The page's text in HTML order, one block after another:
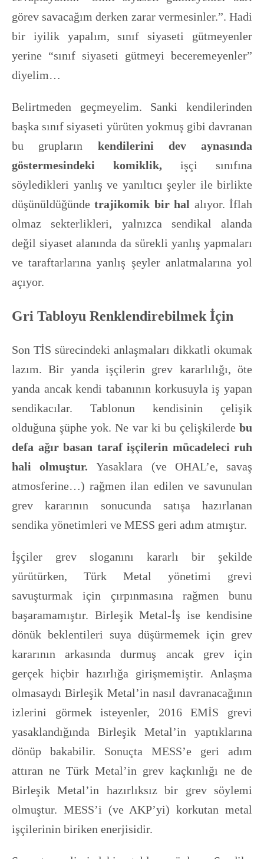
görev savacağım derken zarar vermesinler.”. Hadi
bir iyilik yapalım, sınıf siyaseti gütmeyenler
yerine “sınıf siyaseti gütmeyi beceremeyenler”
diyelim…
Belirtmeden geçmeyelim. Sanki kendilerinden
başka sınıf siyaseti yürüten yokmuş gibi davranan
bu grupların kendilerini dev aynasında
göstermesindeki komiklik, işçi sınıfına
söyledikleri yanlış ve yanıltıcı şeyler ile birlikte
düşünüldüğündetrajikomik bir hal alıyor. İflah
olmaz sekterlikleri, yalnızca sendikal alanda
değil siyaset alanında da sürekli yanlış yapmaları
ve taraftarlarına yanlış şeyler anlatmalarına yol
açıyor.
Gri Tabloyu Renklendirebilmek İçin
Son TİS sürecindeki anlaşmaları dikkatli okumak
lazım. Bir yanda işçilerin grev kararlılığı, öte
yanda ancak kendi tabanının korkusuyla iş yapan
sendikacılar. Tablonun kendisinin çelişik
olduğuna şüphe yok. Ne var ki bu çelişkilerde bu
defa ağır basan taraf işçilerin mücadeleci ruh
hali olmuştur.Yasaklara (ve OHAL’e, savaş
atmosferine…) rağmen ilan edilen ve savunulan
grev kararının sonucunda satışa hazırlanan
sendika yönetimleri ve MESS geri adım atmıştır.
İşçiler grev sloganını kararlı bir şekilde
yürütürken, Türk Metal yönetimi grevi
savuşturmak için çırpınmasına rağmen bunu
başaramamıştır. Birleşik Metal-İş ise kendisine
dönük beklentileri suya düşürmemek için grev
kararının arkasında durmuş ancak grev için
gerçek hiçbir hazırlığa girişmemiştir. Anlaşma
olmasaydı Birleşik Metal’in nasıl davranacağının
izlerini görmek isteyenler, 2016 EMİS grevi
yasaklandığında Birleşik Metal’in yaptıklarına
dönüp bakabilir. Sonuçta MESS’e geri adım
attıran ne Türk Metal’in grev kaçkınlığı ne de
Birleşik Metal’in hazırlıksız bir grev söylemi
olmuştur. MESS’i (ve AKP’yi) korkutan metal
işçilerinin biriken enerjisidir.